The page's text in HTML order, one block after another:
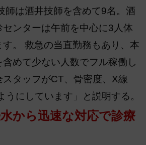
師は酒井技師を含めて9名。酒
ンターは午前を中心に3人体
。 救急の当直勤務もあり、本
めて少ない人数でフル稼働し
タッフがCT、骨密度、X線
うにしています」と説明する。
から迅速な対応で診療